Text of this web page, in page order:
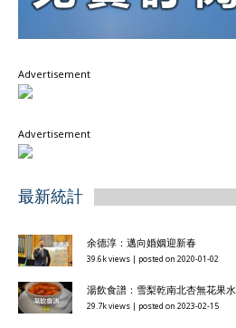
Advertisement
Advertisement
最新統計
余德淳：邁向婚姻迎新春
39.6k views | posted on 2020-01-02
湯飲食譜：雪梨乾南北杏無花果水
29.7k views | posted on 2023-02-15